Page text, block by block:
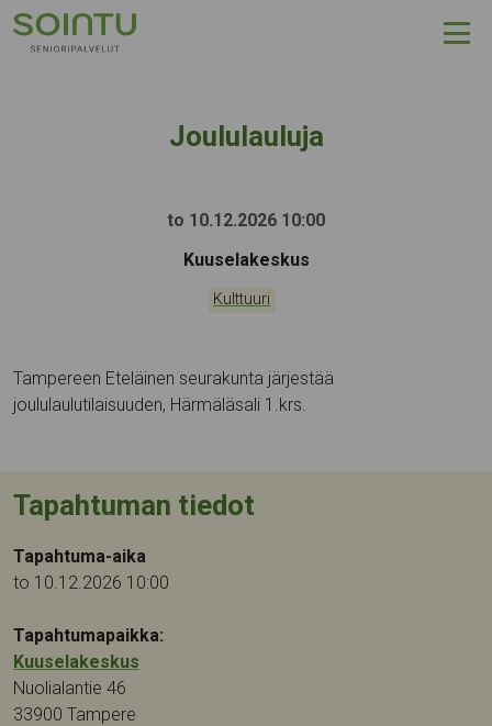
Hyppää sisältöön
Joululauluja
to 10.12.2026 10:00
Tapahtumapaikka:
Kuuselakeskus
Kategoriat:
Kulttuuri
Tampereen Eteläinen seurakunta järjestää
joululaulutilaisuuden, Härmäläsali 1.krs.
Tapahtuman tiedot
Tapahtuma-aika
to 10.12.2026 10:00
Tapahtumapaikka:
Kuuselakeskus
Nuolialantie 46
33900 Tampere